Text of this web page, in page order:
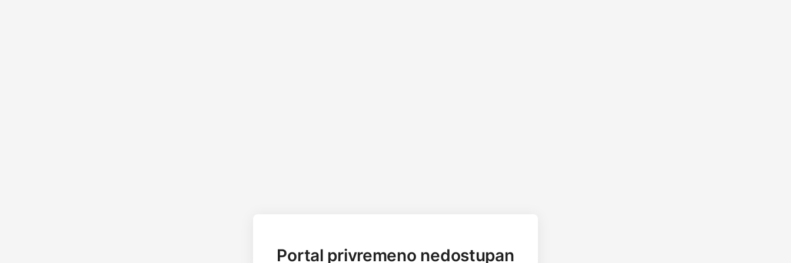
Portal privremeno nedostupan